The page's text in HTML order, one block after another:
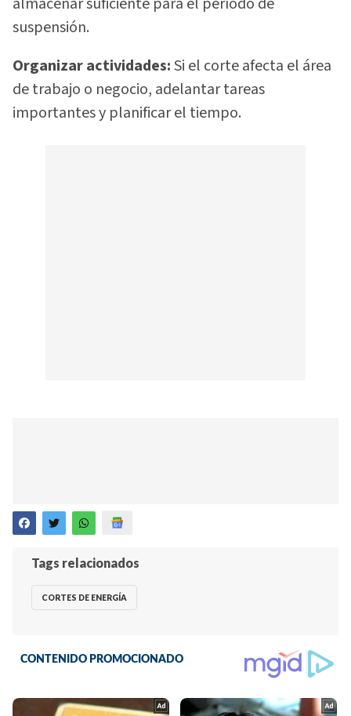
suspensión.
Organizar actividades:Si el corte afecta el área
de trabajo o negocio, adelantar tareas
importantes y planificar el tiempo.
Tags relacionados
CORTES DE ENERGÍA